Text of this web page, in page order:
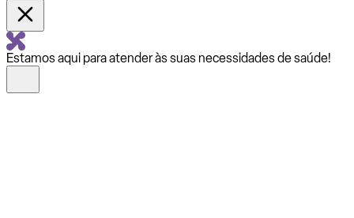
Estamos aqui para atender às suas necessidades de saúde!